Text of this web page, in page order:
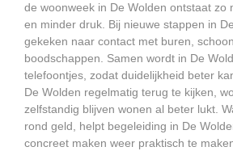
de woonweek in De Wolden ontstaat zo
en minder druk. Bij nieuwe stappen in
gekeken naar contact met buren,
boodschappen. Samen wordt in De
telefoontjes, zodat duidelijkheid beter
De Wolden regelmatig terug te kijken,
zelfstandig blijven wonen al beter lukt.
rond geld, helpt begeleiding in De
concreet maken weer praktisch te